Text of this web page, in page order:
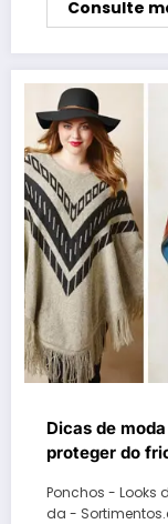
Consulte
Dicas de
proteger do
Ponchos - Looks
da -